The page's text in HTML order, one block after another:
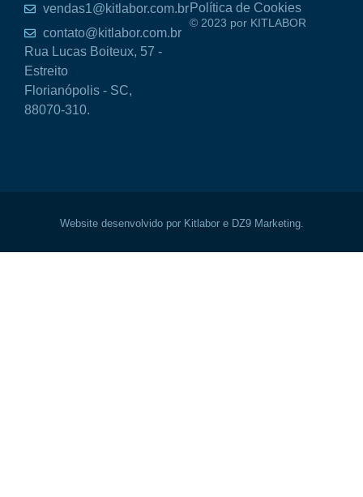
vendas1@kitlabor.com.br
contato@kitlabor.com.br
Rua Lucas Boiteux, 57 -
Estreito
Florianópolis - SC,
88070-310.
Política de Cookies
© 2023 por KITLABOR
Website desenvolvido por Kitlabor e DZ9 Marketing.